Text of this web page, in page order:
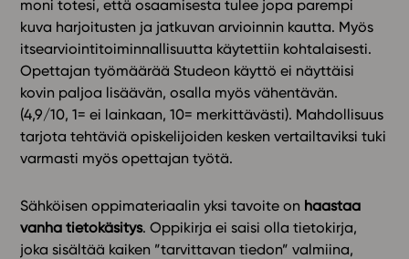
moni totesi, että osaamisesta tulee jopa parempi
kuva harjoitusten ja jatkuvan arvioinnin kautta. Myös
itsearviointitoiminnallisuutta käytettiin kohtalaisesti.
Opettajan työmäärää Studeon käyttö ei näyttäisi
kovin paljoa lisäävän, osalla myös vähentävän.
(4,9/10, 1= ei lainkaan, 10= merkittävästi). Mahdollisuus
tarjota tehtäviä opiskelijoiden kesken vertailtaviksi tuki
varmasti myös opettajan työtä.
Sähköisen oppimateriaalin yksi tavoite on haastaa
vanha tietokäsitys. Oppikirja ei saisi olla tietokirja,
joka sisältää kaiken ”tarvittavan tiedon” valmiina,